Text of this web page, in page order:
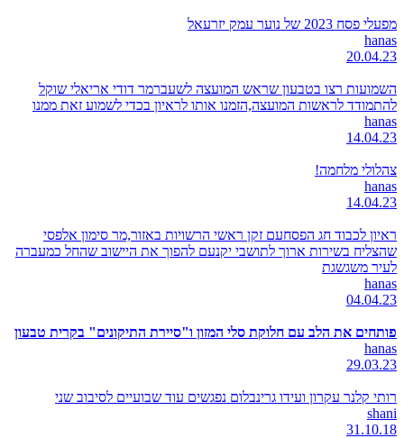
מפעלי פסח 2023 של נוער עמק יזרעאל
hanas
20.04.23
השמועות רצו בטבעון שראש המועצה לשעברמר דודי אריאלי שוקל
להתמודד לראשות המועצה,הזמנו אותו לראיון בכדי לשמוע זאת ממנו
hanas
14.04.23
צהלולי מלחמה!
hanas
14.04.23
ראיון לכבוד חג הפסחעם זקן ראשי הרשויות באזור,מר סימון אלפסי
שהצליח בשירות ארוך לתושבי יקנעם להפוך את היישוב שהחל כמעברה
לעיר משגשגת
hanas
04.04.23
פותחים את הלב עם חלוקת סלי המזון ו"סיירת התיקונים" בקרית טבעון
hanas
29.03.23
רותי קלנר עקרון ועידו גרינבלום נפגשים עוד שבועיים לסיבוב שני
shani
31.10.18